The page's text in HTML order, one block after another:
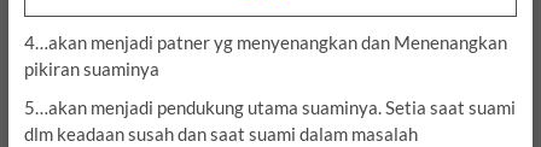
4…akan menjadi patner yg menyenangkan dan Menenangkan
pikiran suaminya
5…akan menjadi pendukung utama suaminya. Setia saat suami
dlm keadaan susah dan saat suami dalam masalah